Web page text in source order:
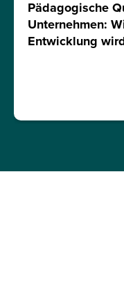
Pädagogische
Unternehmen:
Entwicklung